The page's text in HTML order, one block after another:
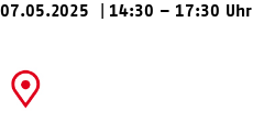
07.05.2025 14:30 – 17:30 Uhr